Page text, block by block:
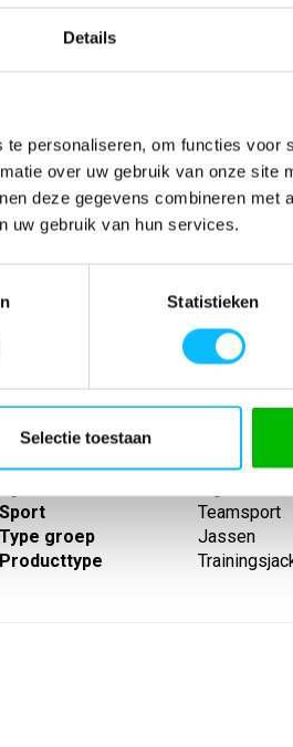
Details
personaliseren, om functies voor
over uw gebruik van onze site
deze gegevens combineren met
uw gebruik van hun services.
Statistieken
Selectie toestaan
*Gratis verzending vanaf €150,- exclusief
Erima
1032326tck
Materiaal:
Capuchon
Sport
Teamsport
Type groep
Jassen
Producttype